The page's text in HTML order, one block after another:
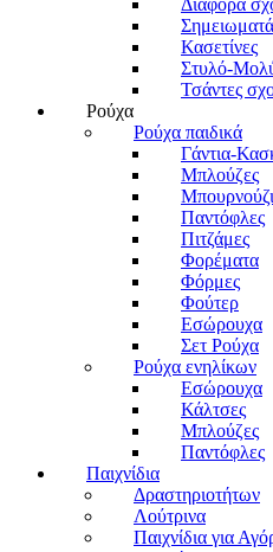
Διάφορα
Κασετίνες
Στυλό-
Τσάντες
Ρούχα
Ρούχα παιδικά
Γάντια-
Μπλούζες
Παντόφλες
Πιτζάμες
Φορέματα
Φόρμες
Φούτερ
Εσώρουχα
Σετ Ρούχα
Ρούχα ενηλίκων
Εσώρουχα
Κάλτσες
Μπλούζες
Παντόφλες
Παιχνίδια
Δραστηριοτήτων
Λούτρινα
Παιχνίδια για